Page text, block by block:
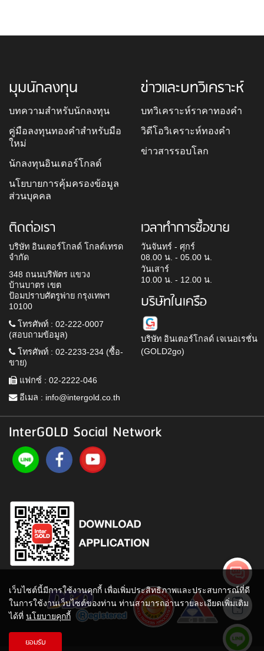
มุมนักลงทุน
บทความสำหรับนักลงทุน
คู่มือลงทุนทองคำสำหรับมือ
ใหม่
นักลงทุนอินเตอร์โกลด์
นโยบายการคุ้มครองข้อมูล
ส่วนบุคคล
ข่าวและบทวิเคราะห์
บทวิเคราะห์ราคาทองคำ
วิดีโอวิเคราะห์ทองคำ
ข่าวสารรอบโลก
ติดต่อเรา
บริษัท อินเตอร์โกลด์ โกลด์เทรด
จำกัด
348 ถนนบริพัตร แขวง
บ้านบาตร เขต
ป้อมปราบศัตรูพ่าย กรุงเทพฯ
10100
โทรศัพท์ : 02-222-0007
(สอบถามข้อมูล)
โทรศัพท์ : 02-2233-234 (ซื้อ-
ขาย)
แฟกซ์ : 02-2222-046
อีเมล : info@intergold.co.th
เวลาทำการซื้อขาย
วันจันทร์ - ศุกร์
08.00 น. - 05.00 น.
วันเสาร์
10.00 น. - 12.00 น.
บริษัทในเครือ
บริษัท อินเตอร์โกลด์ เจเนอเรชั่น
(GOLD2go)
InterGOLD Social Network
เว็บไซต์นี้มีการใช้งานคุกกี้ เพื่อเพิ่มประสิทธิภาพและประสบการณ์ที่ดี
ในการใช้งานเว็บไซต์ของท่าน ท่านสามารถอ่านรายละเอียดเพิ่มเติม
ได้ที่ นโยบายคุกกี้
ยอมรับ